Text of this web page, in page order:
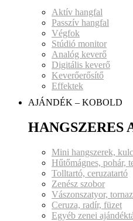
Aktív hangfal
Passzív hangfal
Végfok
Stúdió monitor
Analóg keverő
Digitális keverő
Keverőerősítő
Effektek
AJÁNDÉK – KOBOLD
HANGSZERES
Mini hangszerek,
Hűtőmágnes, pohár,
Tolltartó, ceruzatartó
Zenész szobor
Vászonszatyor,
Ceruza, radír, füzet
Egyéb zenei